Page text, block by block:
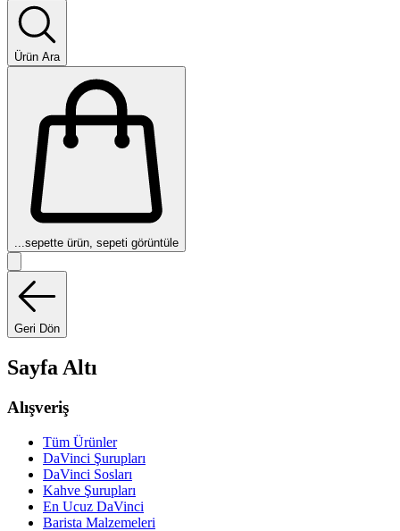
Ürün Ara
...sepette ürün, sepeti görüntüle
Geri Dön
Sayfa Altı
Alışveriş
Tüm Ürünler
DaVinci Şurupları
DaVinci Sosları
Kahve Şurupları
En Ucuz DaVinci
Barista Malzemeleri